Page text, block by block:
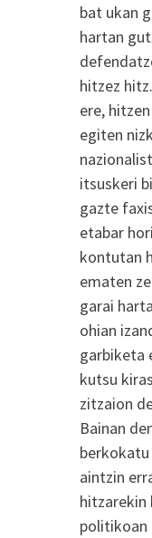
bat ukan
hartan
hitzez
ere,
egiten
itsuskeri
gazte
etabar
kontutan
ematen
garai
ohian
garbiketa
kutsu
zitzaion
Bainan
aintzin
hitzarekin
politikoan